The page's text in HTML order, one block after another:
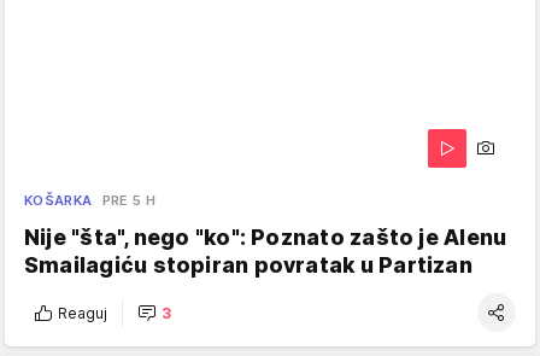
KOŠARKA PRE 5 H
Nije "šta", nego "ko": Poznato zašto je Alenu
Smailagiću stopiran povratak u Partizan
Reaguj 3